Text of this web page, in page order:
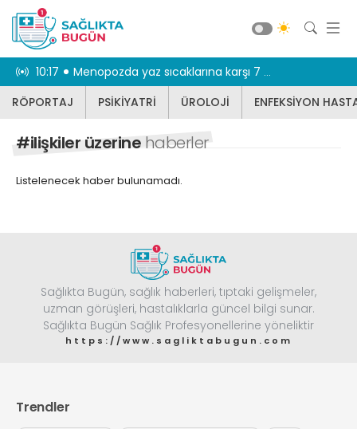
dikkat 10:17 Menopozda yaz sıcaklarına karşı 7 etkili önlem
RÖPORTAJ
PSİKİYATRİ ÜROLOJİ ENFEKSİYON
#ilişkiler üzerine haberler
Listelenecek haber bulunamadı.
Sağlıkta Bugün, sağlık haberleri, tıptaki gelişmeler,
uzman görüşleri, hastalıklarla güncel bilgi sunar.
Sağlıkta Bugün Sağlık Profesyonellerine yöneliktir
https://www.sagliktabugun.com
Trendler
RÖPORTAJ
ENFEKSİYON HASTALIKLARI
KBB
DİĞER
DİŞ HEKİMLİĞİ
BEYİN VE SİNİR CERRAHİSİ
KARDİYOLOJİ
Güncel